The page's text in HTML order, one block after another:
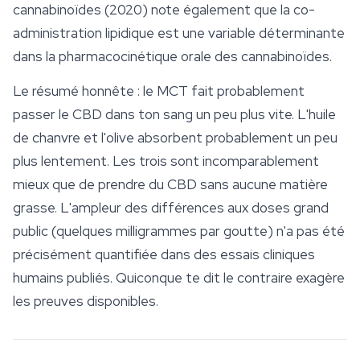
cannabinoïdes (2020) note également que la co-
administration lipidique est une variable déterminante
dans la pharmacocinétique orale des cannabinoïdes.
Le résumé honnête : le MCT fait probablement
passer le CBD dans ton sang un peu plus vite. L'huile
de chanvre et l'olive absorbent probablement un peu
plus lentement. Les trois sont incomparablement
mieux que de prendre du CBD sans aucune matière
grasse. L'ampleur des différences aux doses grand
public (quelques milligrammes par goutte) n'a pas été
précisément quantifiée dans des essais cliniques
humains publiés. Quiconque te dit le contraire exagère
les preuves disponibles.